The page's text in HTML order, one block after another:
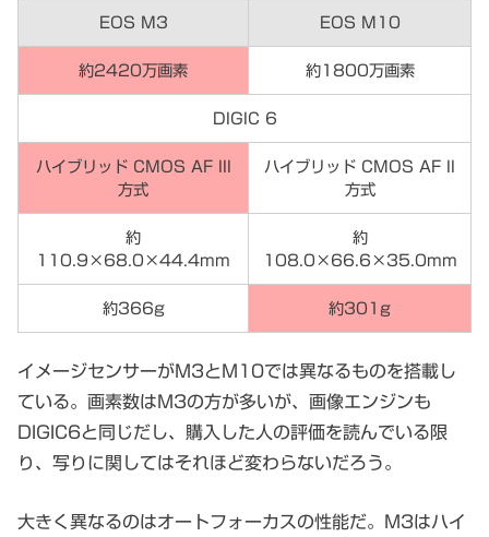
EOS M3 EOS M10
約2420万画素 約1800万画素
DIGIC 6
ハイブリッド CMOS AF III
方式
ハイブリッド CMOS AF II
方式
約
110.9×68.0×44.4mm
約
108.0×66.6×35.0mm
約366g 約301g
イメージセンサーがM3とM10では異なるものを搭載し
ている。画素数はM3の方が多いが、画像エンジンも
DIGIC6と同じだし、購入した人の評価を読んでいる限
り、写りに関してはそれほど変わらないだろう。
大きく異なるのはオートフォーカスの性能だ。M3はハイ